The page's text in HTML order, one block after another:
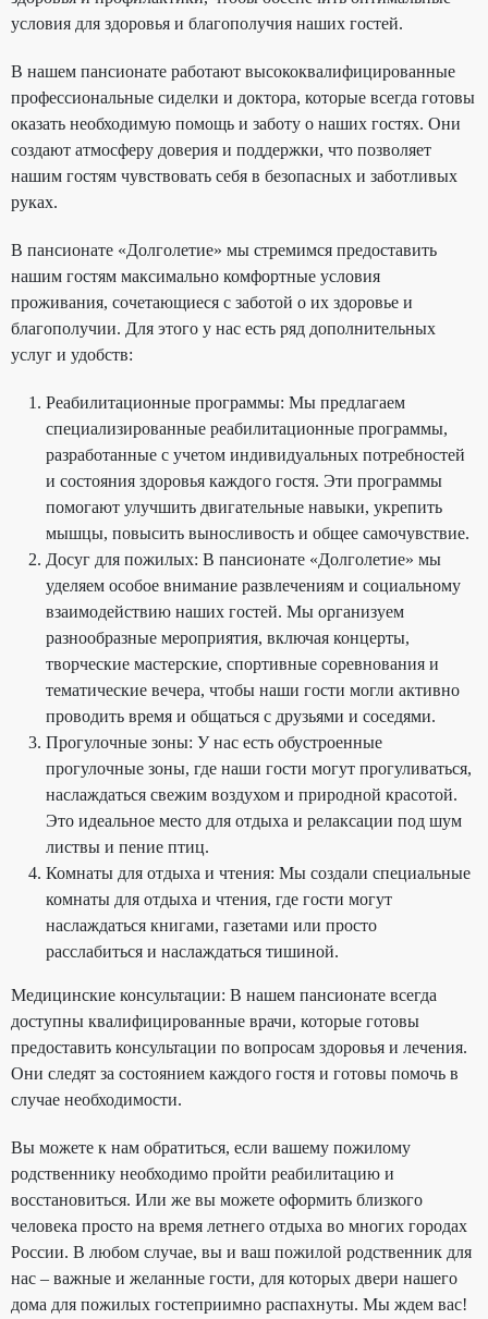
условия для здоровья и благополучия наших гостей.
В нашем пансионате работают высококвалифицированные
профессиональные сиделки и доктора, которые всегда готовы
оказать необходимую помощь и заботу о наших гостях. Они
создают атмосферу доверия и поддержки, что позволяет
нашим гостям чувствовать себя в безопасных и заботливых
руках.
В пансионате «Долголетие» мы стремимся предоставить
нашим гостям максимально комфортные условия
проживания, сочетающиеся с заботой о их здоровье и
благополучии. Для этого у нас есть ряд дополнительных
услуг и удобств:
Реабилитационные программы: Мы предлагаем
специализированные реабилитационные программы,
разработанные с учетом индивидуальных потребностей
и состояния здоровья каждого гостя. Эти программы
помогают улучшить двигательные навыки, укрепить
мышцы, повысить выносливость и общее самочувствие.
Досуг для пожилых: В пансионате «Долголетие» мы
уделяем особое внимание развлечениям и социальному
взаимодействию наших гостей. Мы организуем
разнообразные мероприятия, включая концерты,
творческие мастерские, спортивные соревнования и
тематические вечера, чтобы наши гости могли активно
проводить время и общаться с друзьями и соседями.
Прогулочные зоны: У нас есть обустроенные
прогулочные зоны, где наши гости могут прогуливаться,
наслаждаться свежим воздухом и природной красотой.
Это идеальное место для отдыха и релаксации под шум
листвы и пение птиц.
Комнаты для отдыха и чтения: Мы создали специальные
комнаты для отдыха и чтения, где гости могут
наслаждаться книгами, газетами или просто
расслабиться и наслаждаться тишиной.
Медицинские консультации: В нашем пансионате всегда
доступны квалифицированные врачи, которые готовы
предоставить консультации по вопросам здоровья и лечения.
Они следят за состоянием каждого гостя и готовы помочь в
случае необходимости.
Вы можете к нам обратиться, если вашему пожилому
родственнику необходимо пройти реабилитацию и
восстановиться. Или же вы можете оформить близкого
человека просто на время летнего отдыха во многих городах
России. В любом случае, вы и ваш пожилой родственник для
нас – важные и желанные гости, для которых двери нашего
дома для пожилых гостеприимно распахнуты. Мы ждем вас!